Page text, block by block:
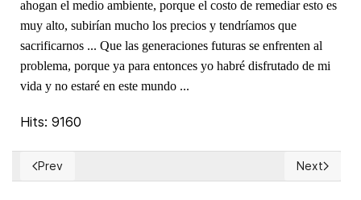
ahogan el medio ambiente, porque el costo de remediar esto es
muy alto, subirían mucho los precios y tendríamos que
sacrificarnos ... Que las generaciones futuras se enfrenten al
problema, porque ya para entonces yo habré disfrutado de mi
vida y no estaré en este mundo ...
Hits: 9160
Previous article: Dinero virtual, déficit comercial, deuda
Prev Next
Next